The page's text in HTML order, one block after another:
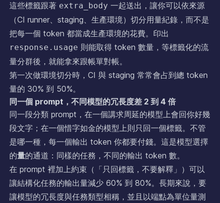
這些標籤跟著 extra_body 一起送出，讓你可以依來源
（CI runner、staging、生產環境）切分用量紀錄，而不是
把每一個 token 都當成生產環境的花費。印出
response.usage 則能取得 token 數量，等標籤化的流
量分群後，就能拿來跟帳單對帳。
第一次做環境切分時，CI 與 staging 常常會占到總 token
量的 30% 到 50%。
同一個 prompt，不同模型的冗長度差 2 到 4 倍
同一段分類 prompt，在一個講求周延的模型上會回你好幾
段文字；在一個惜字如金的模型上則只回一個標籤。不管
是哪一種，每一個輸出 token 你都要付錢。這是模型選擇
的量的通道：同樣的任務，不同的輸出 token 數。
在 prompt 裡加上約束（「只回標籤，不要解釋」）可以
讓結構化任務的輸出量減少 60% 到 80%。長期來說，要
讓模型的冗長度與任務類型相稱，並且以端點為單位量測